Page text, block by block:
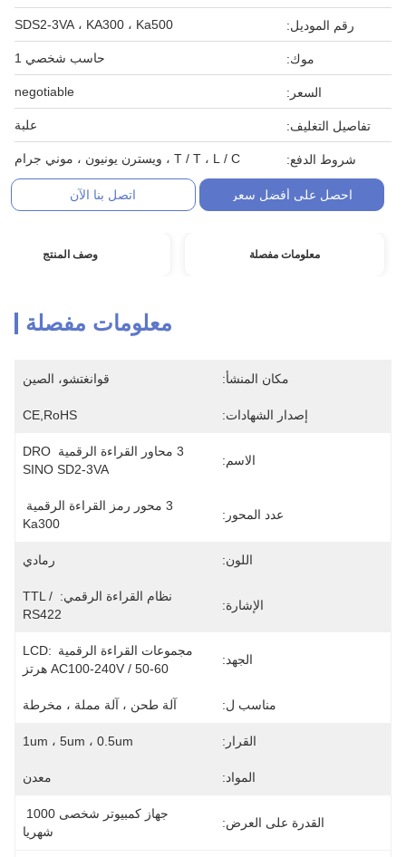
رقم الموديل: SDS2-3VA ، KA300 ، Ka500
موك: حاسب شخصي 1
السعر: negotiable
تفاصيل التغليف: علبة
شروط الدفع: T / T ، L / C ، ويسترن يونيون ، موني جرام
احصل على أفضل سعر اتصل بنا الآن
معلومات مفصلة وصف المنتج
معلومات مفصلة
مكان المنشأ: قوانغتشو، الصين
إصدار الشهادات: CE,RoHS
الاسم:
3 محاور القراءة الرقمية DRO
SINO SD2-3VA
عدد المحور:
Ka300
اللون: رمادي
الإشارة:
نظام القراءة الرقمي: TTL /
RS422
الجهد:
مجموعات القراءة الرقمية LCD:
AC100-240V / 50-60 هرتز
مناسب ل: آلة طحن ، آلة مملة ، مخرطة
القرار: 1um ، 5um ، 0.5um
المواد: معدن
القدرة على العرض:
شهريا